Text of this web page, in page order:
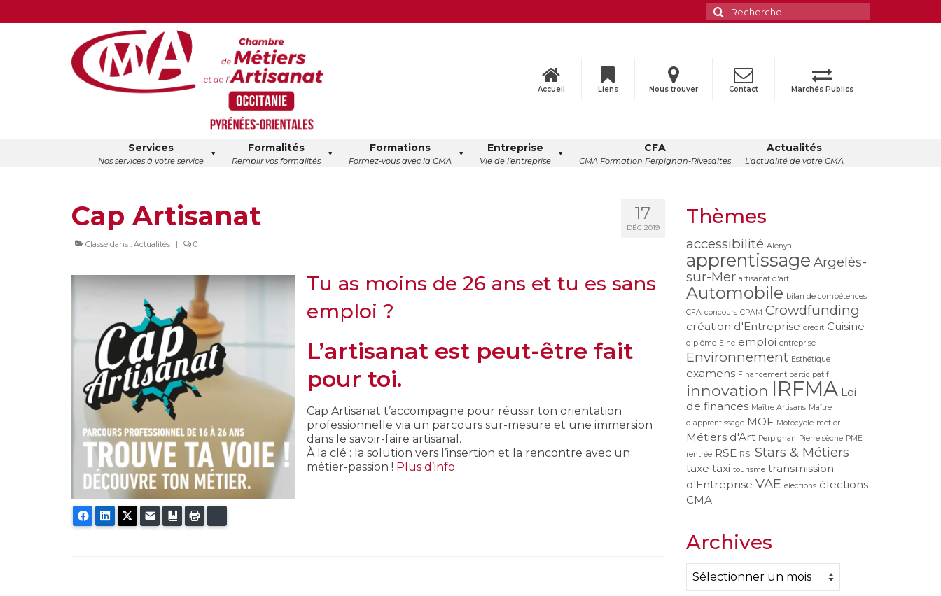
Rechercher
:
Accueil Liens Nous trouver Contact Marchés Publics
Services
Nos services à votre service
Formalités
Remplir vos formalités
Formations
Formez-vous avec la CMA
Entreprise
Vie de l’entreprise
CFA
CMA Formation Perpignan-Rivesaltes
Actualités
L’actualité de votre CMA
17
DÉC 2019
Cap Artisanat
Classé dans : Actualités | 0
Tu as moins de 26 ans et tu es sans
emploi ?
L’artisanat est peut-être fait
pour toi.
Cap Artisanat t’accompagne pour réussir ton orientation
professionnelle via un parcours sur-mesure et une immersion
dans le savoir-faire artisanal.
À la clé : la solution vers l’insertion et la rencontre avec un
métier-passion ! Plus d’info
FacebookLinkedInTwitter
E-mail Ajouter aux favoris
Thèmes
accessibilité Alénya
apprentissage Argelès-
sur-Mer artisanat d'art
Automobile bilan de compétences
CFA concours CPAM Crowdfunding
création d'Entreprise crédit Cuisine
diplôme Elne emploi entreprise
Environnement Esthétique
examens Financement participatif
innovation IRFMA Loi
de finances Maître Artisans Maître
d'apprentissage MOF Motocycle métier
Métiers d'Art Perpignan Pierre sèche PME
rentrée RSE RSI Stars & Métiers
taxe taxi tourisme transmission
d'Entreprise VAE élections élections
CMA
Archives
Archives